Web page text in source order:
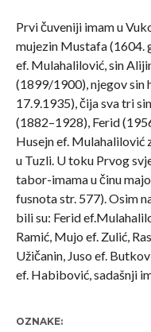
Prvi čuveniji imam u
mujezin Mustafa (1604.
ef. Mulahalilović, sin
(1899/1900), njegov sin
17.9.1935), čija sva tri
(1882–1928), Ferid
Husejn ef. Mulahalilović
u Tuzli. U toku Prvog
tabor-imama u činu
fusnota str. 577). Osim
bili su: Ferid
Ramić, Mujo ef. Zulić,
Užičanin, Juso ef.
ef. Habibović, sadašnji
OZNAKE: